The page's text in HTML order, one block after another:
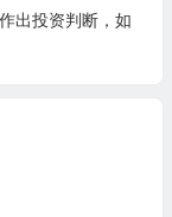
出投资判断，如